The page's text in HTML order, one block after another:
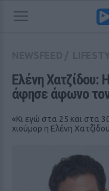
Ελένη Χατζίδου:
άφησε άφωνο
«Κι εγώ στα 25 και στα
χιούμορ η Ελένη